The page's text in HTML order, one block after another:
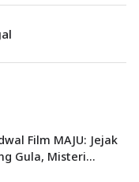
Film MAJU: Jejak
Gula, Misteri
di Lokasi Jambore